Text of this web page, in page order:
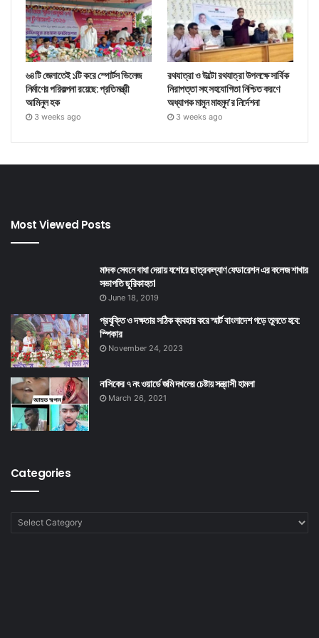
৬৪টি জেলাতেই ১টি করে স্পোর্টস ভিলেজ
নির্মাণের পরিকল্পনা রয়েছে: প্রতিমন্ত্রী
আমিনুল হক
3 weeks ago
রথযাত্রা ও উল্টো রথযাত্রা উপলক্ষে সার্বিক
নিরাপত্তা সহ সহযোগিতা নিশ্চিত করণে
অধ্যাপক মামুন মাহমুদ’র নির্দেশনা
3 weeks ago
Most Viewed Posts
মাদক সেবনে বাধা দেয়ায় যশোরে ছাত্রকল্যাণ ফেডারেশন এর কলেজ শাখার
সভাপতি ছুরিকাহত।
June 18, 2019
প্রযুক্তি ও দক্ষতার সঠিক ব্যবহার করে স্মার্ট বাংলাদেশ গড়ে তুলতে হবে:
স্পিকার
November 24, 2023
নাসিকের ৭ নং ওয়ার্ডে জমি দখলের চেষ্টায় সন্ত্রাসী হামলা
March 26, 2021
Categories
Categories